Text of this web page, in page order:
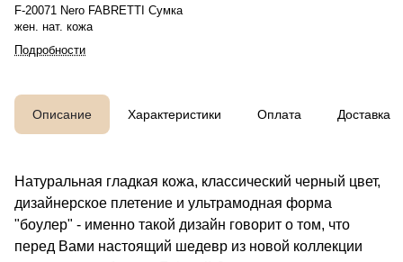
F-20071 Nero FABRETTI Сумка
жен. нат. кожа
Подробности
Описание Характеристики Оплата Доставка
Натуральная гладкая кожа, классический черный цвет,
дизайнерское плетение и ультрамодная форма
"боулер" - именно такой дизайн говорит о том, что
перед Вами настоящий шедевр из новой коллекции